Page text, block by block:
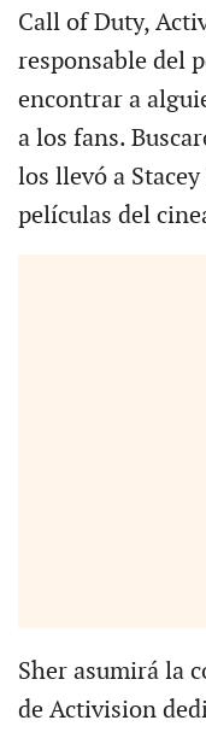
Call of Duty,
responsable del
encontrar a
a los fans.
los llevó a
películas del
Sher asumirá la
de Activision